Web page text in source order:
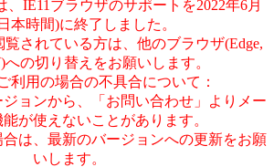
IE11ブラウザのサポートを2022年6月
本時間)に終了しました。
覧されている方は、他のブラウザ(Edge,
への切り替えをお願いします。
利用の場合の不具合について：
ジョンから、「お問い合わせ」よりメー
が使えないことがあります。
合は、最新のバージョンへの更新をお願
いします。